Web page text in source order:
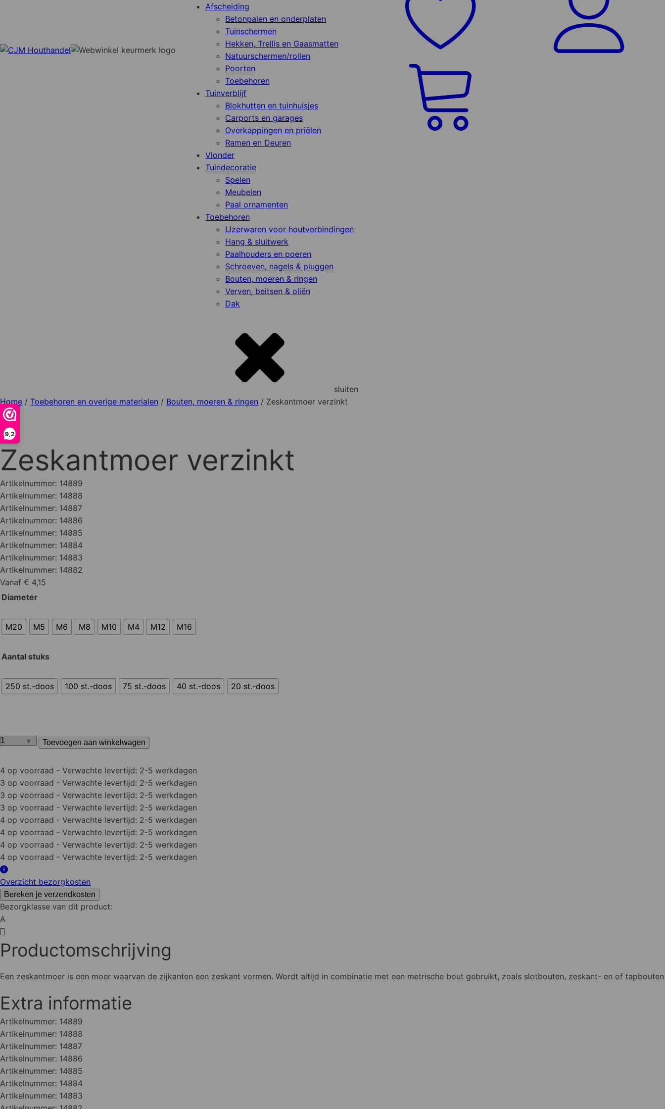
9,2
Afscheiding
Betonpalen en onderplaten
Tuinschermen
Hekken, Trellis en Gaasmatten
Natuurschermen/rollen
Poorten
Toebehoren
Tuinverblijf
Blokhutten en tuinhuisjes
Carports en garages
Overkappingen en priëlen
Ramen en Deuren
Vlonder
Tuindecoratie
Spelen
Meubelen
Paal ornamenten
Toebehoren
IJzerwaren voor houtverbindingen
Hang & sluitwerk
Paalhouders en poeren
Schroeven, nagels & pluggen
Bouten, moeren & ringen
Verven, beitsen & oliën
Dak
sluiten
Home / Toebehoren en overige materialen / Bouten, moeren & ringen / Zeskantmoer verzinkt
Zeskantmoer verzinkt
Artikelnummer: 14889
Artikelnummer: 14888
Artikelnummer: 14887
Artikelnummer: 14886
Artikelnummer: 14885
Artikelnummer: 14884
Artikelnummer: 14883
Artikelnummer: 14882
Vanaf € 4,15
Diameter
M20 M5 M6 M8 M10 M4 M12 M16
Aantal stuks
250 st.-doos 100 st.-doos 75 st.-doos 40 st.-doos 20 st.-doos
Zeskantmoer
aantal
Toevoegen aan winkelwagen
4 op voorraad - Verwachte levertijd: 2-5 werkdagen
3 op voorraad - Verwachte levertijd: 2-5 werkdagen
3 op voorraad - Verwachte levertijd: 2-5 werkdagen
3 op voorraad - Verwachte levertijd: 2-5 werkdagen
4 op voorraad - Verwachte levertijd: 2-5 werkdagen
4 op voorraad - Verwachte levertijd: 2-5 werkdagen
4 op voorraad - Verwachte levertijd: 2-5 werkdagen
4 op voorraad - Verwachte levertijd: 2-5 werkdagen
Overzicht bezorgkosten
Bereken je verzendkosten
Bezorgklasse van dit product:
A
Productomschrijving
Een zeskantmoer is een moer waarvan de zijkanten een zeskant vormen. Wordt altijd in combinatie met een metrische bout gebruikt, zoals slotbouten, zeskant- en of tapbouten
Extra informatie
Artikelnummer: 14889
Artikelnummer: 14888
Artikelnummer: 14887
Artikelnummer: 14886
Artikelnummer: 14885
Artikelnummer: 14884
Artikelnummer: 14883